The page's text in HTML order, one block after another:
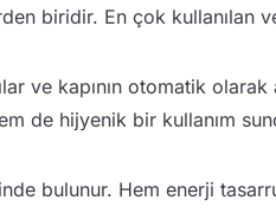
biridir. En çok kullanılan
ve kapının otomatik
de hijyenik bir kullanım
bulunur. Hem enerji